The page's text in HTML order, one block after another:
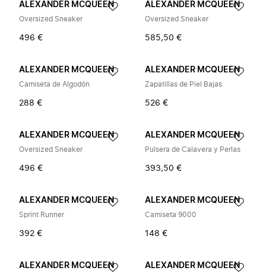
ALEXANDER MCQUEEN
Oversized Sneaker
496 €
ALEXANDER MCQUEEN
Oversized Sneaker
585,50 €
ALEXANDER MCQUEEN
Camiseta de Algodón
288 €
ALEXANDER MCQUEEN
Zapatillas de Piel Bajas
526 €
ALEXANDER MCQUEEN
Oversized Sneaker
496 €
ALEXANDER MCQUEEN
Pulsera de Calavera y Perlas
393,50 €
ALEXANDER MCQUEEN
Sprint Runner
392 €
ALEXANDER MCQUEEN
Camiseta 9000
148 €
ALEXANDER MCQUEEN ALEXANDER MCQUEEN